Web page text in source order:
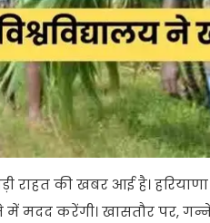
राहत की खबर आई है।
में मदद करेंगी। खासतौर पर,